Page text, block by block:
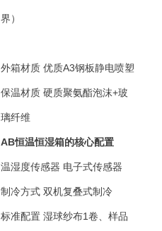
界）
外箱材质 优质A3钢板静电喷塑
保温材质 硬质聚氨酯泡沫+玻
璃纤维
AB恒温恒湿箱的核心配置
温湿度传感器 电子式传感器
制冷方式 双机复叠式制冷
标准配置 湿球纱布1卷、样品